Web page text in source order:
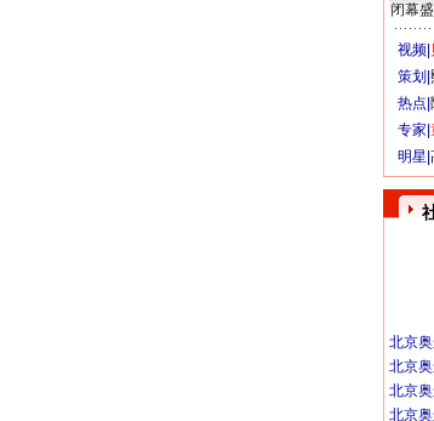
闭幕
视频|
策划|
热点|
专家|
明星|
北京
北京
北京
北京